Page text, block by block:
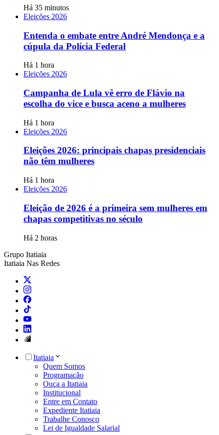
Há 35 minutos
Eleições 2026
Entenda o embate entre André Mendonça e a
cúpula da Polícia Federal
Há 1 hora
Eleições 2026
Campanha de Lula vê erro de Flávio na
escolha do vice e busca aceno a mulheres
Há 1 hora
Eleições 2026
Eleições 2026: principais chapas presidenciais
não têm mulheres
Há 1 hora
Eleições 2026
Eleição de 2026 é a primeira sem mulheres em
chapas competitivas no século
Há 2 horas
Grupo Itatiaia
Itatiaia Nas Redes
Itatiaia
Quem Somos
Programação
Ouça a Itatiaia
Institucional
Entre em Contato
Expediente Itatiaia
Trabalhe Conosco
Lei de Igualdade Salarial